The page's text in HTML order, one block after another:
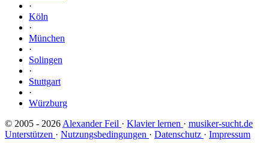
·
Köln
·
München
·
Solingen
·
Stuttgart
·
Würzburg
© 2005 - 2026 Alexander Feil · Klavier lernen · musiker-sucht.de
Unterstützen · Nutzungsbedingungen · Datenschutz · Impressum